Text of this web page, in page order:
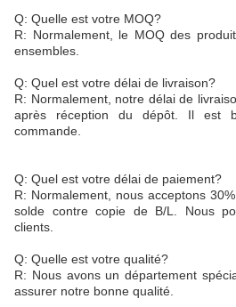
Q: Quelle est votre MOQ?
R: Normalement, le MOQ des
ensembles.
Q: Quel est votre délai de livraison?
R: Normalement, notre délai de
après réception du dépôt. Il est
commande.
Q: Quel est votre délai de paiement?
R: Normalement, nous acceptons
solde contre copie de B/L. Nous
clients.
Q: Quelle est votre qualité?
R: Nous avons un département
assurer notre bonne qualité.